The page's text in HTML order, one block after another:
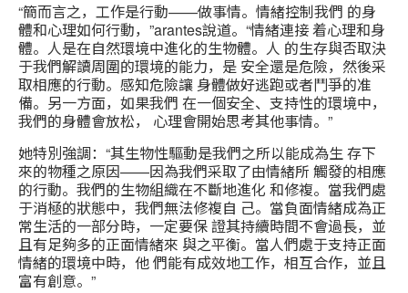
“簡而言之，工作是行動——做事情。情緒控制我們 的身
體和心理如何行動，”arantes說道。“情緒連接 着心理和身
體。人是在自然環境中進化的生物體。人 的生存與否取決
于我們解讀周圍的環境的能力，是 安全還是危險，然後采
取相應的行動。感知危險讓 身體做好逃跑或者鬥爭的准
備。另一方面，如果我們 在一個安全、支持性的環境中，
我們的身體會放松， 心理會開始思考其他事情。”
她特別強調：“其生物性驅動是我們之所以能成為生 存下
來的物種之原因——因為我們采取了由情緒所 觸發的相應
的行動。我們的生物組織在不斷地進化 和修複。當我們處
于消極的狀態中，我們無法修複自 己。當負面情緒成為正
常生活的一部分時，一定要保 證其持續時間不會過長，並
且有足夠多的正面情緒來 與之平衡。當人們處于支持正面
情緒的環境中時，他 們能有成效地工作，相互合作，並且
富有創意。”